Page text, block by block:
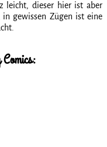
dieser hier ist aber
gewissen Zügen ist eine